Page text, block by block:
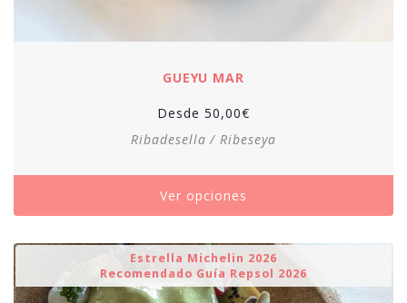
GUEYU MAR
Desde 50,00€
Ribadesella / Ribeseya
Ver opciones
Estrella Michelin 2026
Recomendado Guía Repsol 2026